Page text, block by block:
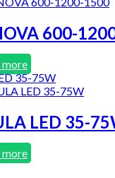
600-
more
LED 35-
more